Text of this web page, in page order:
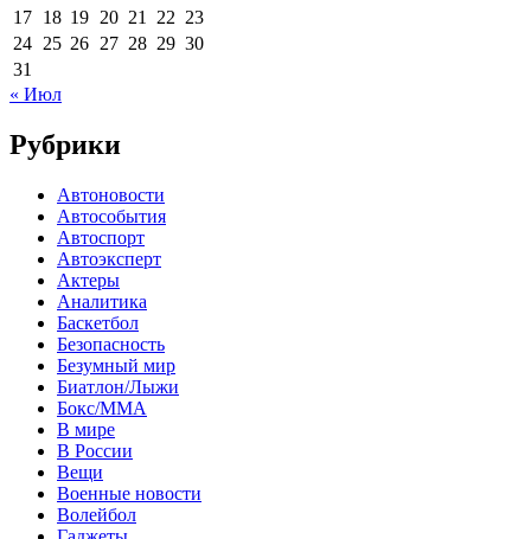
17 18 19 20 21 22 23
24 25 26 27 28 29 30
31
« Июл
Рубрики
Автоновости
Автособытия
Автоспорт
Автоэксперт
Актеры
Аналитика
Баскетбол
Безопасность
Безумный мир
Биатлон/Лыжи
Бокс/MMA
В мире
В России
Вещи
Военные новости
Волейбол